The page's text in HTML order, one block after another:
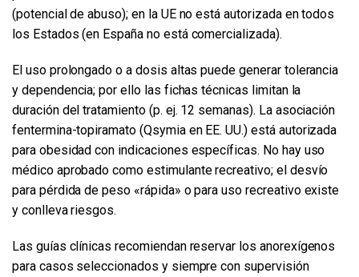
(potencial de abuso); en la UE no está autorizada en todos
los Estados (en España no está comercializada).
El uso prolongado o a dosis altas puede generar tolerancia
y dependencia; por ello las fichas técnicas limitan la
duración del tratamiento (p. ej. 12 semanas). La asociación
fentermina-topiramato (Qsymia en EE. UU.) está autorizada
para obesidad con indicaciones específicas. No hay uso
médico aprobado como estimulante recreativo; el desvío
para pérdida de peso «rápida» o para uso recreativo existe
y conlleva riesgos.
Las guías clínicas recomiendan reservar los anorexígenos
para casos seleccionados y siempre con supervisión